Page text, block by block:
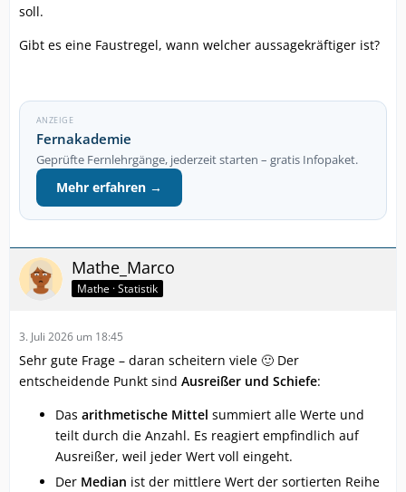
soll.
Gibt es eine Faustregel, wann welcher aussagekräftiger ist?
ANZEIGE
Fernakademie
Geprüfte Fernlehrgänge, jederzeit starten – gratis Infopaket.
Mehr erfahren →
Mathe_Marco
Mathe · Statistik
3. Juli 2026 um 18:45
Sehr gute Frage – daran scheitern viele 🙂 Der
entscheidende Punkt sind Ausreißer und Schiefe:
Das arithmetische Mittel summiert alle Werte und
teilt durch die Anzahl. Es reagiert empfindlich auf
Ausreißer, weil jeder Wert voll eingeht.
Der Median ist der mittlere Wert der sortierten Reihe